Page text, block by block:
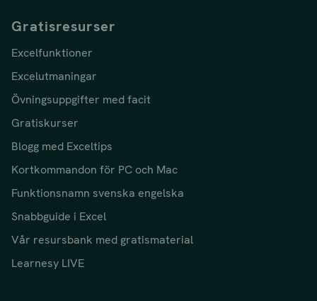
Gratisresurser
Excelfunktioner
Excelutmaningar
Övningsuppgifter med facit
Gratiskurser
Blogg med Exceltips
Kortkommandon för PC och Mac
Funktionsnamn svenska engelska
Snabbguide i Excel
Vår resursbank med gratismaterial
Learnesy LIVE